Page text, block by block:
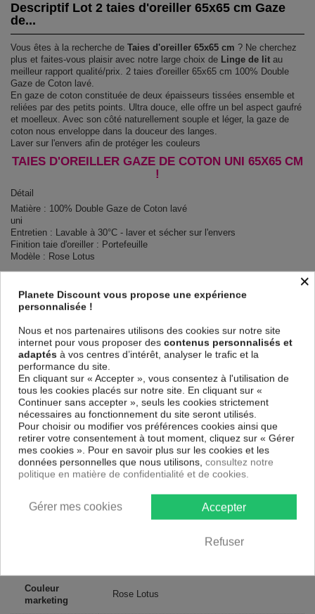
Descriptif Lot 2 taies d'oreiller 65x65 cm Gaze
de...
Vous êtes à la recherche de Taies d'oreiller 65x65 cm ? Ne cherchez
plus et faites-vous plaisir avec notre large choix de Linge de lit au
meilleur rapport qualité/prix. 2 taies d'oreiller 65x65 cm 100% Double
Gaze de Coton lavé.
En gaze de coton constituée de deux épaisseurs tissées ensemble et
reliées par des petits points. Ultra douce, elle offre un bel aspect gaufré
et moelleux. Avec son côté naturellement souple et léger, la gaze de
coton nous enveloppe dans la douceur des langes.
Laver sur l'envers afin de protéger les couleurs
TAIES D'OREILLER GAZE DE COTON UNI 65X65 CM
!
Détail
Matière : 100% Double Gaze de Coton lavé
uni
Entretien : Lavable à 30°C - laver et sécher sur l'envers
Finition taie d'oreiller : Portefeuille
Modèle : Rose Lotus
2 taies d'oreiller 65x65 cm
Descriptif technique
Certification
Longueur 65
Matériaux Gaze de Coton
Conseils
d'entretien
Lavable en machine
Couleur
marketing
Rose Lotus
×
Planete Discount vous propose une expérience
personnalisée !
Nous et nos partenaires utilisons des cookies sur notre site
internet pour vous proposer des contenus personnalisés et
adaptés à vos centres d’intérêt, analyser le trafic et la
performance du site.
En cliquant sur « Accepter », vous consentez à l'utilisation de
tous les cookies placés sur notre site. En cliquant sur «
Continuer sans accepter », seuls les cookies strictement
nécessaires au fonctionnement du site seront utilisés.
Pour choisir ou modifier vos préférences cookies ainsi que
retirer votre consentement à tout moment, cliquez sur « Gérer
mes cookies ». Pour en savoir plus sur les cookies et les
données personnelles que nous utilisons, consultez notre
politique en matière de confidentialité et de cookies.
Accepter
Refuser
Gérer mes cookies